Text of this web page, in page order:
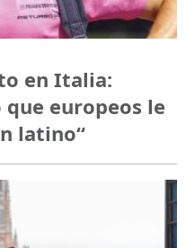
en Italia:
europeos le
latino“